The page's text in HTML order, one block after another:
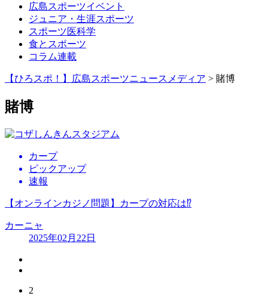
広島スポーツイベント
ジュニア・生涯スポーツ
スポーツ医科学
食とスポーツ
コラム連載
【ひろスポ！】広島スポーツニュースメディア > 賭博
賭博
カープ
ピックアップ
速報
【オンラインカジノ問題】カープの対応は⁉︎
カーニャ
2025年02月22日
2